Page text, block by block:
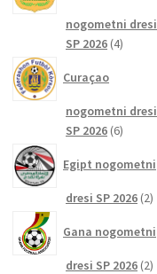
nogometni dresi
SP 2026 44
Curaçao
nogometni dresi
SP 2026 66
Egipt nogometni
dresi SP 2026 22
Gana nogometni
dresi SP 2026 22